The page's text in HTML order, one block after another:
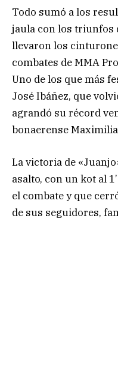
Todo sumó a los
jaula con los triunfos
llevaron los
combates de MMA
Uno de los que más
José Ibáñez, que
agrandó su récord
bonaerense
La victoria de
asalto, con un kot al
el combate y que
de sus seguidores,